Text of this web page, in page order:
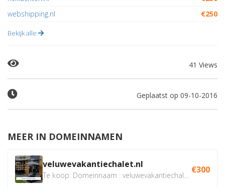
webshipping.nl
€250
Bekijk alle
41 Views
Geplaatst op 09-10-2016
MEER IN DOMEINNAMEN
veluwevakantiechalet.nl €300